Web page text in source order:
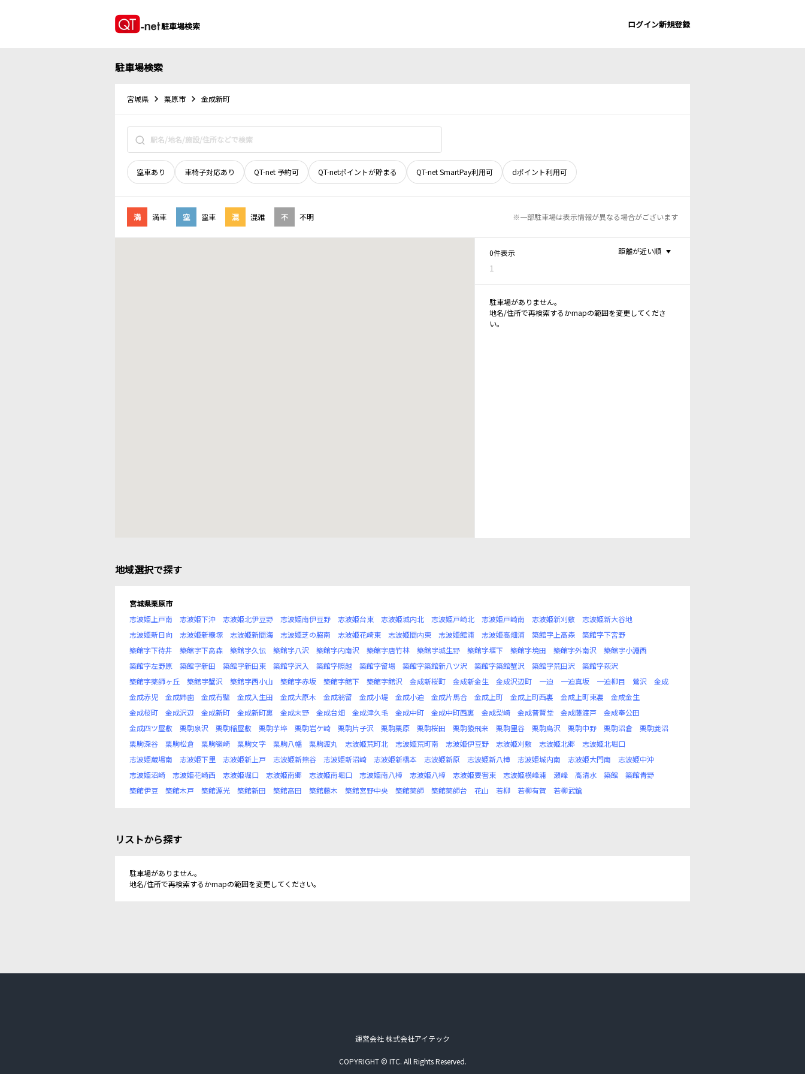
駐車場検索 ログイン新規登録
駐車場検索
宮城県 栗原市 金成新町
空車あり 車椅子対応あり QT-net 予約可 QT-netポイントが貯まる QT-net SmartPay利用可 dポイント利用可
満 満車 空 空車 混 混雑 不 不明 ※一部駐車場は表示情報が異なる場合がございます
0件表示
1
距離が近い順
駐車場がありません。
地名/住所で再検索するかmapの範囲を変更してくださ
い。
地域選択で探す
宮城県栗原市
志波姫上戸南
志波姫下沖 志波姫北伊豆野 志波姫南伊豆野 志波姫台東 志波姫城内北 志波姫戸崎北 志波姫戸崎南 志波姫新刈敷
志波姫新大谷地
志波姫新日向
志波姫新糠塚 志波姫新間海 志波姫芝の脇南 志波姫花崎東 志波姫間内東 志波姫館浦 志波姫高畑浦 築館字上高森
築館字下宮野
築館字下待井
築館字下高森 築館字久伝 築館字八沢 築館字内南沢 築館字唐竹林 築館字城生野 築館字堰下 築館字境田 築館字外南沢
築館字小淵西
築館字左野原
築館字新田 築館字新田東 築館字沢入 築館字照越 築館字留場 築館字築館新八ツ沢 築館字築館蟹沢 築館字荒田沢
築館字萩沢
築館字薬師ヶ丘
築館字蟹沢 築館字西小山 築館字赤坂 築館字館下 築館字館沢 金成新桜町 金成新金生 金成沢辺町 一迫 一迫真坂 一迫柳目 鶯沢
金成
金成赤児
金成姉歯 金成有壁 金成入生田 金成大原木 金成翁留 金成小堤 金成小迫 金成片馬合 金成上町 金成上町西裏 金成上町東裏
金成金生
金成桜町
金成沢辺 金成新町 金成新町裏 金成末野 金成台畑 金成津久毛 金成中町 金成中町西裏 金成梨崎 金成普賢堂 金成藤渡戸
金成奉公田
金成四ツ屋敷
栗駒泉沢 栗駒稲屋敷 栗駒芋埣 栗駒岩ケ崎 栗駒片子沢 栗駒栗原 栗駒桜田 栗駒猿飛来 栗駒里谷 栗駒鳥沢 栗駒中野 栗駒沼倉
栗駒菱沼
栗駒深谷
栗駒松倉 栗駒嶺崎 栗駒文字 栗駒八幡 栗駒渡丸 志波姫荒町北 志波姫荒町南 志波姫伊豆野 志波姫刈敷 志波姫北郷
志波姫北堀口
志波姫蔵場南
志波姫下里 志波姫新上戸 志波姫新熊谷 志波姫新沼崎 志波姫新橋本 志波姫新原 志波姫新八樟 志波姫城内南 志波姫大門南
志波姫中沖
志波姫沼崎
志波姫花崎西 志波姫堀口 志波姫南郷 志波姫南堀口 志波姫南八樟 志波姫八樟 志波姫要害東 志波姫横峰浦 瀬峰 高清水 築館
築館青野
築館伊豆
築館木戸 築館源光 築館新田 築館高田 築館藤木 築館宮野中央 築館薬師 築館薬師台 花山 若柳 若柳有賀 若柳武鎗
リストから探す
駐車場がありません。
地名/住所で再検索するかmapの範囲を変更してください。
運営会社 株式会社アイテック
COPYRIGHT © ITC. All Rights Reserved.